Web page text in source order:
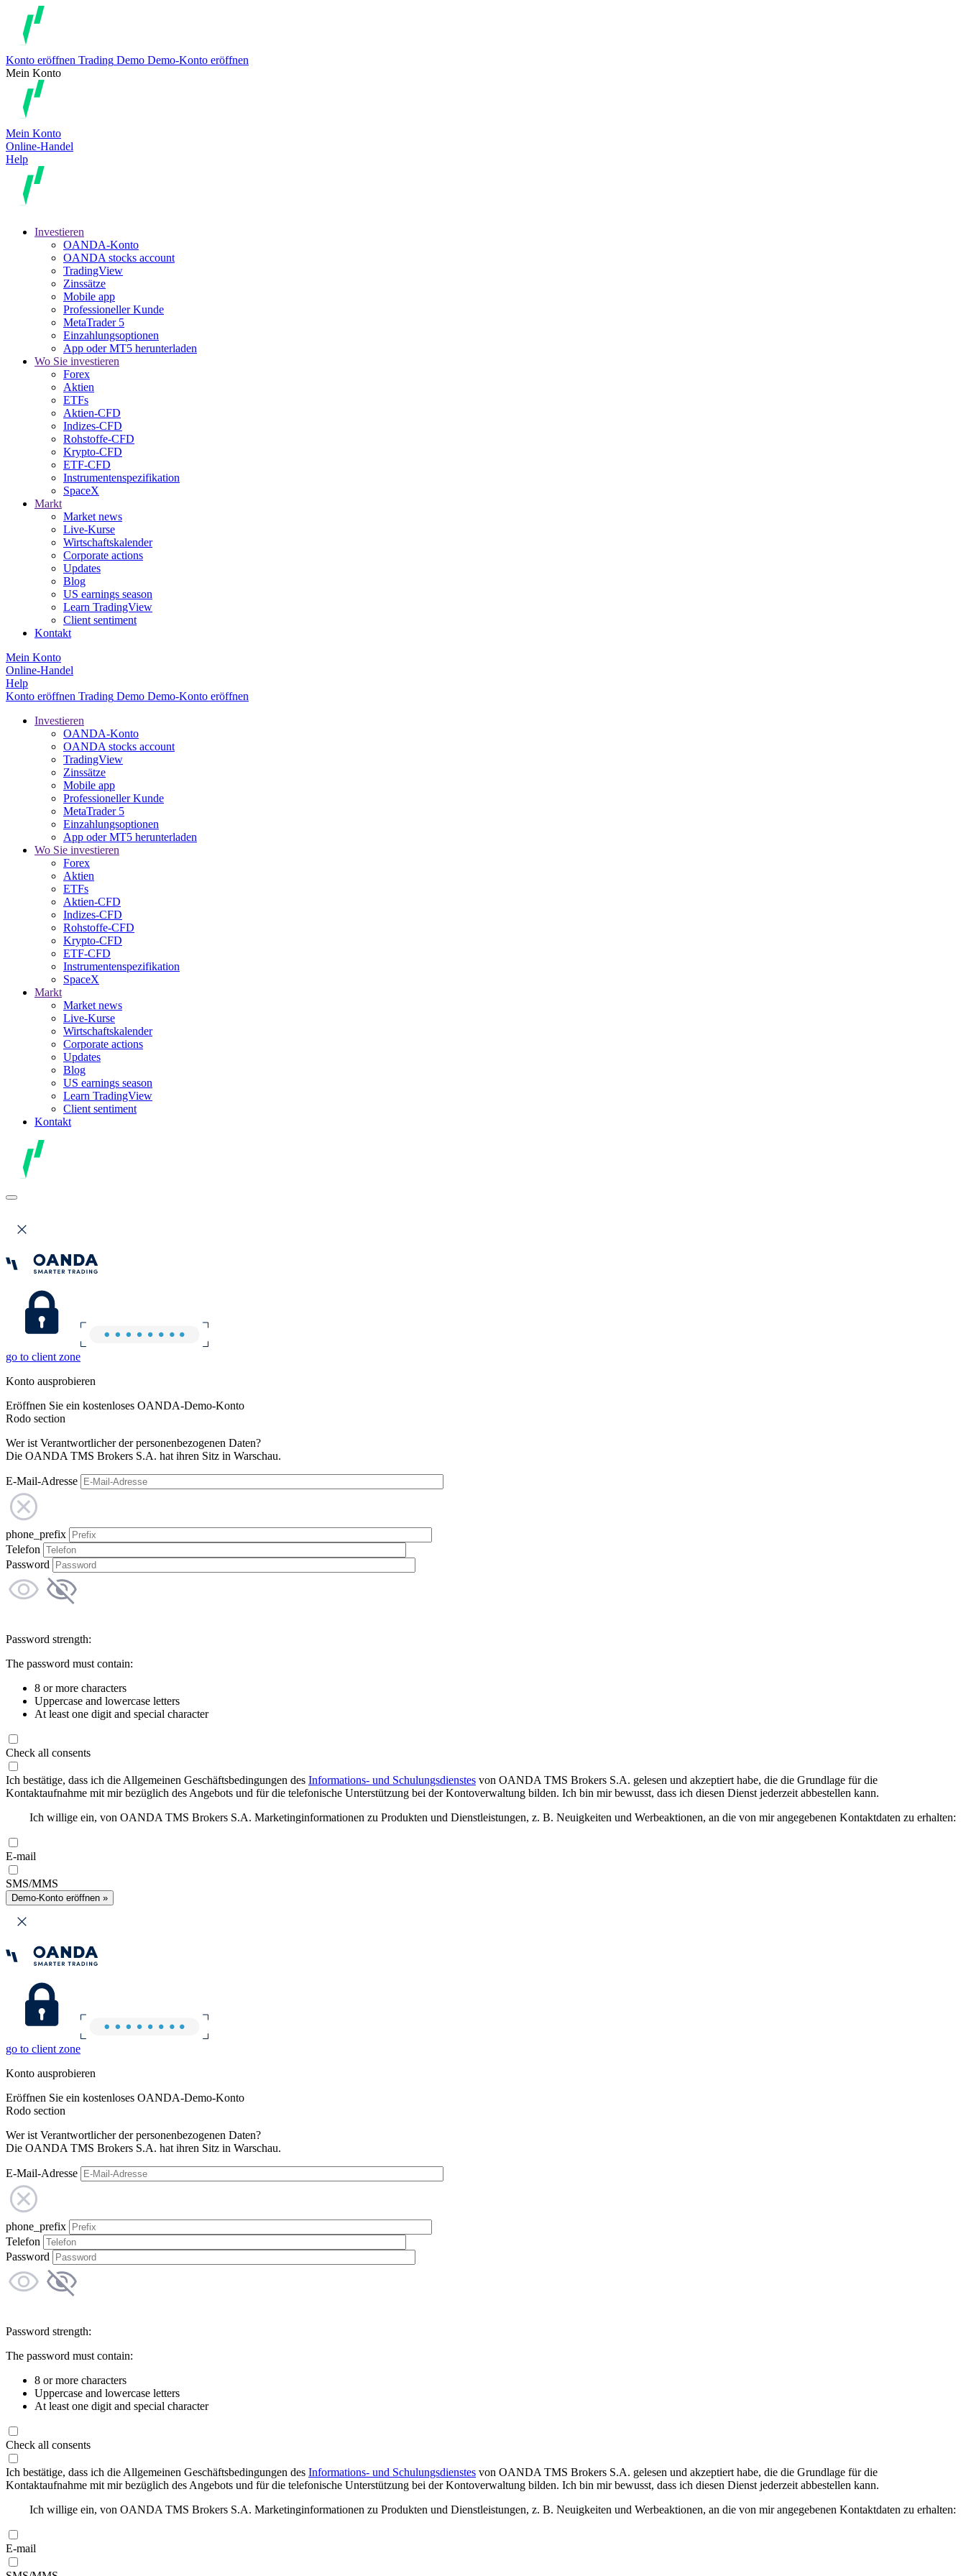
Konto eröffnen Trading Demo Demo-Konto eröffnen
Mein Konto
Mein Konto
Online-Handel
Help
Investieren
OANDA-Konto
OANDA stocks account
TradingView
Zinssätze
Mobile app
Professioneller Kunde
MetaTrader 5
Einzahlungsoptionen
App oder MT5 herunterladen
Wo Sie investieren
Forex
Aktien
ETFs
Aktien-CFD
Indizes-CFD
Rohstoffe-CFD
Krypto-CFD
ETF-CFD
Instrumentenspezifikation
SpaceX
Markt
Market news
Live-Kurse
Wirtschaftskalender
Corporate actions
Updates
Blog
US earnings season
Learn TradingView
Client sentiment
Kontakt
Mein Konto
Online-Handel
Help
Konto eröffnen Trading Demo Demo-Konto eröffnen
Investieren
OANDA-Konto
OANDA stocks account
TradingView
Zinssätze
Mobile app
Professioneller Kunde
MetaTrader 5
Einzahlungsoptionen
App oder MT5 herunterladen
Wo Sie investieren
Forex
Aktien
ETFs
Aktien-CFD
Indizes-CFD
Rohstoffe-CFD
Krypto-CFD
ETF-CFD
Instrumentenspezifikation
SpaceX
Markt
Market news
Live-Kurse
Wirtschaftskalender
Corporate actions
Updates
Blog
US earnings season
Learn TradingView
Client sentiment
Kontakt
go to client zone
Konto ausprobieren
Eröffnen Sie ein kostenloses OANDA-Demo-Konto
Rodo section
Wer ist Verantwortlicher der personenbezogenen Daten?
Die OANDA TMS Brokers S.A. hat ihren Sitz in Warschau.
E-Mail-Adresse
phone_prefix
Telefon
Password
Password strength:
The password must contain:
8 or more characters
Uppercase and lowercase letters
At least one digit and special character
Check all consents
Ich bestätige, dass ich die Allgemeinen Geschäftsbedingungen des Informations- und Schulungsdienstes von OANDA TMS Brokers S.A. gelesen und akzeptiert habe, die die Grundlage für die
Kontaktaufnahme mit mir bezüglich des Angebots und für die telefonische Unterstützung bei der Kontoverwaltung bilden. Ich bin mir bewusst, dass ich diesen Dienst jederzeit abbestellen kann.
Ich willige ein, von OANDA TMS Brokers S.A. Marketinginformationen zu Produkten und Dienstleistungen, z. B. Neuigkeiten und Werbeaktionen, an die von mir angegebenen Kontaktdaten zu erhalten:
E-mail
SMS/MMS
Demo-Konto eröffnen »
go to client zone
Konto ausprobieren
Eröffnen Sie ein kostenloses OANDA-Demo-Konto
Rodo section
Wer ist Verantwortlicher der personenbezogenen Daten?
Die OANDA TMS Brokers S.A. hat ihren Sitz in Warschau.
E-Mail-Adresse
phone_prefix
Telefon
Password
Password strength:
The password must contain:
8 or more characters
Uppercase and lowercase letters
At least one digit and special character
Check all consents
Ich bestätige, dass ich die Allgemeinen Geschäftsbedingungen des Informations- und Schulungsdienstes von OANDA TMS Brokers S.A. gelesen und akzeptiert habe, die die Grundlage für die
Kontaktaufnahme mit mir bezüglich des Angebots und für die telefonische Unterstützung bei der Kontoverwaltung bilden. Ich bin mir bewusst, dass ich diesen Dienst jederzeit abbestellen kann.
Ich willige ein, von OANDA TMS Brokers S.A. Marketinginformationen zu Produkten und Dienstleistungen, z. B. Neuigkeiten und Werbeaktionen, an die von mir angegebenen Kontaktdaten zu erhalten:
E-mail